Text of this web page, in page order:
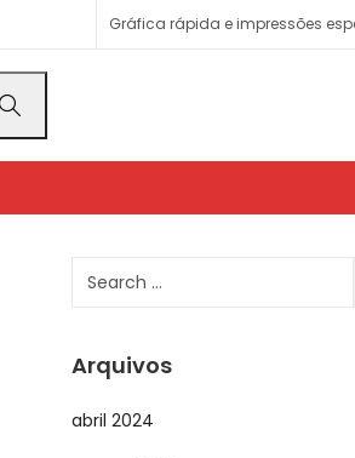
Gráfica rápida e impressões
Arquivos
abril 2024